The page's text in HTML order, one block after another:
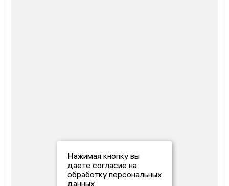
Нажимая кнопку вы
даете согласие на
обработку персональных
данных